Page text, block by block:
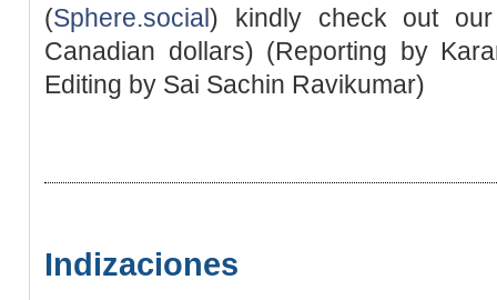
(Sphere.social) kindly check out
Canadian dollars) (Reporting by
Editing by Sai Sachin Ravikumar)
Indizaciones